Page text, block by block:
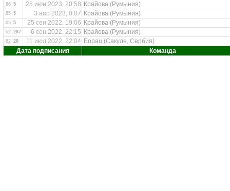
66 5 25 июн 2023, 20:58 Крайова (Румыния)
65 5 3 апр 2023, 0:07 Крайова (Румыния)
63 5 25 сен 2022, 19:06 Крайова (Румыния)
62 267 6 сен 2022, 22:15 Крайова (Румыния)
62 20 11 июл 2022, 22:04 Борац (Сакуле, Сербия)
Дата подписания
Команда